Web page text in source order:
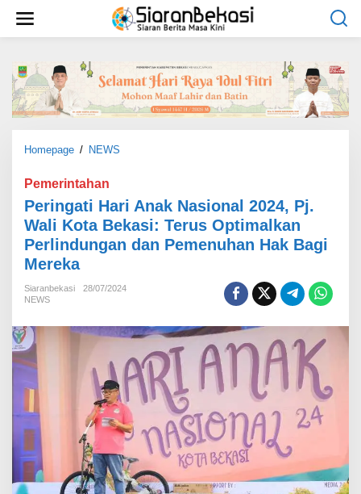
w
Homepage / NEWS
n
g
a
H
i
n
k
N
a
s
i
o
n
Pemerintahan
Peringati Hari Anak Nasional 2024, Pj.
Wali Kota Bekasi: Terus Optimalkan
Perlindungan dan Pemenuhan Hak Bagi
Mereka
Siaranbekasi
28/07/2024
NEWS